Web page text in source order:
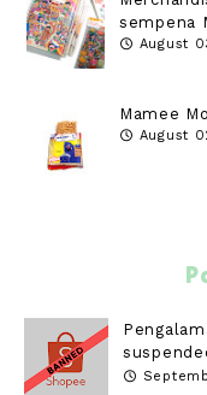
sempena
August
Mamee
August